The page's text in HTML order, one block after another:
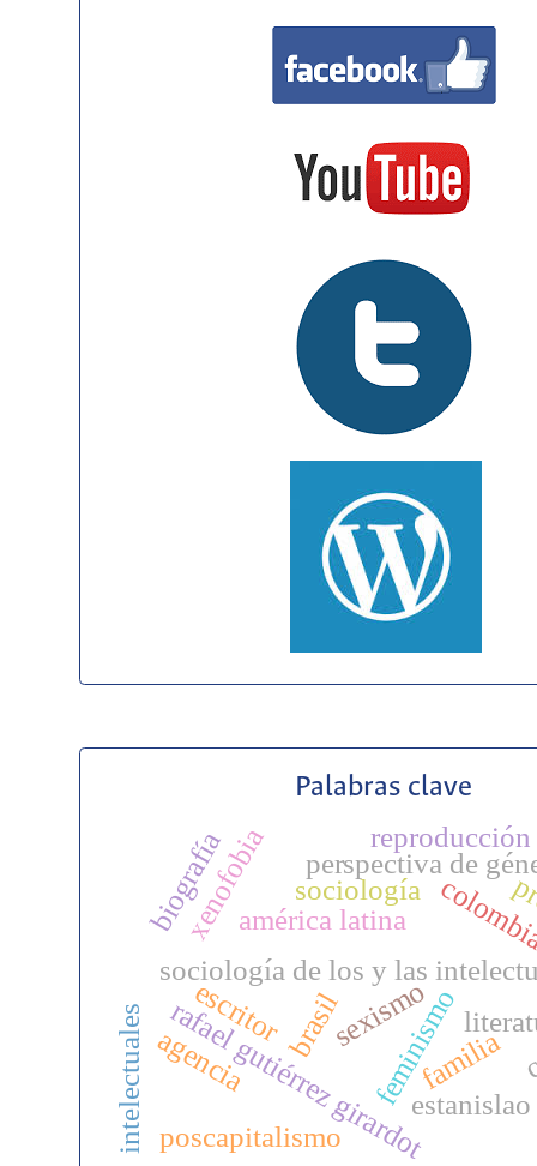
Palabras clave
sociología de los y las
américa latina
rafael gutiérrez girardot
feminismo
intelectuales brasil
agencia
sexismo
xenofobia sociología
perspectiva de
biografía
familia
poscapitalismo
escritor